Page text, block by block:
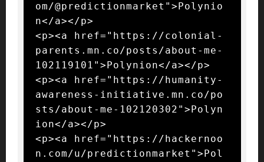
om/@predictionmarket">Polynio
n</a></p>
<p><a href="https://colonial-
parents.mn.co/posts/about-me-
102119101">Polynion</a></p>
<p><a href="https://humanity-
awareness-initiative.mn.co/po
sts/about-me-102120302">Polyn
ion</a></p>
<p><a href="https://hackernoo
n.com/u/predictionmarket">Pol